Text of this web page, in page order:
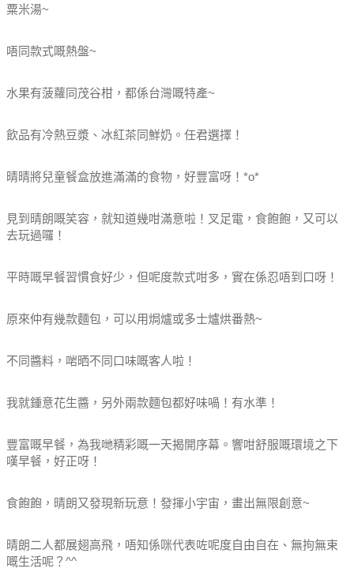
粟米湯~
唔同款式嘅熱盤~
水果有菠蘿同茂谷柑，都係台灣嘅特產~
飲品有冷熱豆漿、冰紅茶同鮮奶。任君選擇！
晴晴將兒童餐盒放進滿滿的食物，好豐富呀！*o*
見到晴朗嘅笑容，就知道幾咁滿意啦！叉足電，食飽飽，又可以
去玩過囉！
平時嘅早餐習慣食好少，但呢度款式咁多，實在係忍唔到口呀！
原來仲有幾款麵包，可以用焗爐或多士爐烘番熱~
不同醬料，啱晒不同口味嘅客人啦！
我就鍾意花生醬，另外兩款麵包都好味喎！有水準！
豐富嘅早餐，為我哋精彩嘅一天揭開序幕。響咁舒服嘅環境之下
嘆早餐，好正呀！
食飽飽，晴朗又發現新玩意！發揮小宇宙，畫出無限創意~
晴朗二人都展翅高飛，唔知係咪代表咗呢度自由自在、無拘無束
嘅生活呢？^^